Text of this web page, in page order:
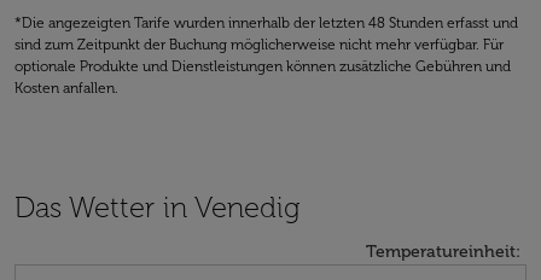
*Die angezeigten Tarife wurden innerhalb der letzten 48 Stunden erfasst und
sind zum Zeitpunkt der Buchung möglicherweise nicht mehr verfügbar. Für
optionale Produkte und Dienstleistungen können zusätzliche Gebühren und
Kosten anfallen.
Das Wetter in Venedig
Temperatureinheit: